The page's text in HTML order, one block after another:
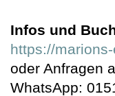
Infos und
https://
oder Anfragen
WhatsApp: